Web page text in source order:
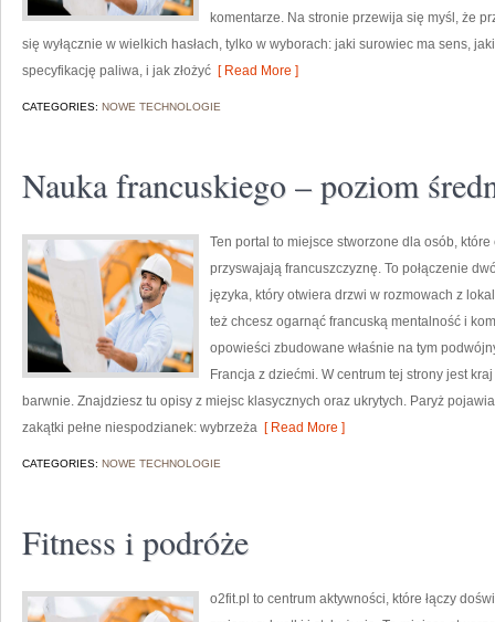
komentarze. Na stronie przewija się myśl, że
się wyłącznie w wielkich hasłach, tylko w wyborach: jaki surowiec ma sens,
specyfikację paliwa, i jak złożyć [ Read More ]
CATEGORIES: NOWE TECHNOLOGIE
Nauka francuskiego – poziom
Ten portal to miejsce stworzone dla osób,
przyswajają francuszczyznę. To połączenie
języka, który otwiera drzwi w rozmowach z
też chcesz ogarnąć francuską mentalność i
opowieści zbudowane właśnie na tym
Francja z dziećmi. W centrum tej strony jest
barwnie. Znajdziesz tu opisy z miejsc klasycznych oraz ukrytych. Paryż
zakątki pełne niespodzianek: wybrzeża [ Read More ]
CATEGORIES: NOWE TECHNOLOGIE
Fitness i podróże
o2fit.pl to centrum aktywności, które łączy